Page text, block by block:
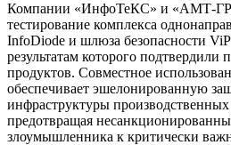
Компании «ИнфоТеКС» и «АМТ-
тестирование комплекса
InfoDiode и шлюза безопасности
результатам которого подтвердили
продуктов. Совместное
обеспечивает эшелонированную
инфраструктуры
предотвращая
злоумышленника к критически